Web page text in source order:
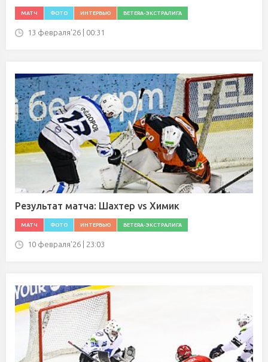
МАТЧ ФОТО ИНТЕРВЬЮ BETERA-ЭКСТРАЛИГА
13 февраля'26 | 00:31
Результат матча: Шахтер vs Химик
МАТЧ ФОТО ИНТЕРВЬЮ BETERA-ЭКСТРАЛИГА
10 февраля'26 | 23:03